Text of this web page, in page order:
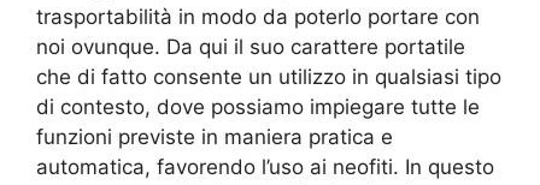
trasportabilità in modo da poterlo portare con
noi ovunque. Da qui il suo carattere portatile
che di fatto consente un utilizzo in qualsiasi tipo
di contesto, dove possiamo impiegare tutte le
funzioni previste in maniera pratica e
automatica, favorendo l’uso ai neofiti. In questo